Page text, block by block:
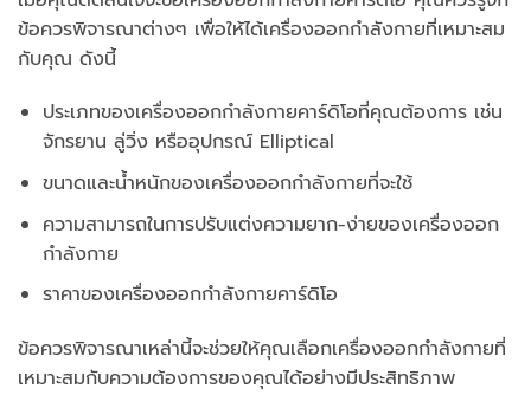
ข้อควรพิจารณาต่างๆ เพื่อให้ได้เครื่องออกกำลังกายที่เหมาะสม
กับคุณ ดังนี้
ประเภทของเครื่องออกกำลังกายคาร์ดิโอที่คุณต้องการ เช่น
จักรยาน ลู่วิ่ง หรืออุปกรณ์ Elliptical
ขนาดและน้ำหนักของเครื่องออกกำลังกายที่จะใช้
ความสามารถในการปรับแต่งความยาก-ง่ายของเครื่องออก
กำลังกาย
ราคาของเครื่องออกกำลังกายคาร์ดิโอ
ข้อควรพิจารณาเหล่านี้จะช่วยให้คุณเลือกเครื่องออกกำลังกายที่
เหมาะสมกับความต้องการของคุณได้อย่างมีประสิทธิภาพ